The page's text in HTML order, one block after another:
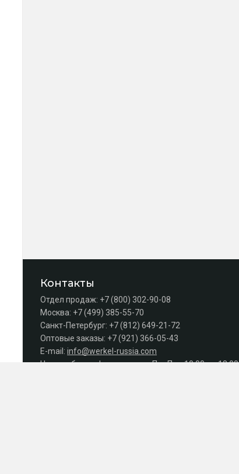
Контакты
Отдел продаж: +7 (800) 302-90-08
Москва: +7 (499) 385-55-70
Санкт-Петербург: +7 (812) 649-21-72
Оптовые заказы: +7 (921) 366-05-43
E-mail: info@werkel-russia.com
Часы работы офиса продаж: Пн–Пт с 10:00 до 18:00